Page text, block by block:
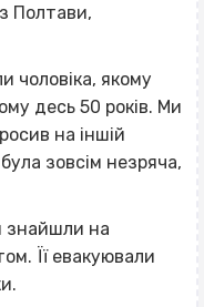
Полтави,
чоловіка, якому
десь 50 років. Ми
на іншій
зовсім незряча,
знайшли на
Її евакуювали